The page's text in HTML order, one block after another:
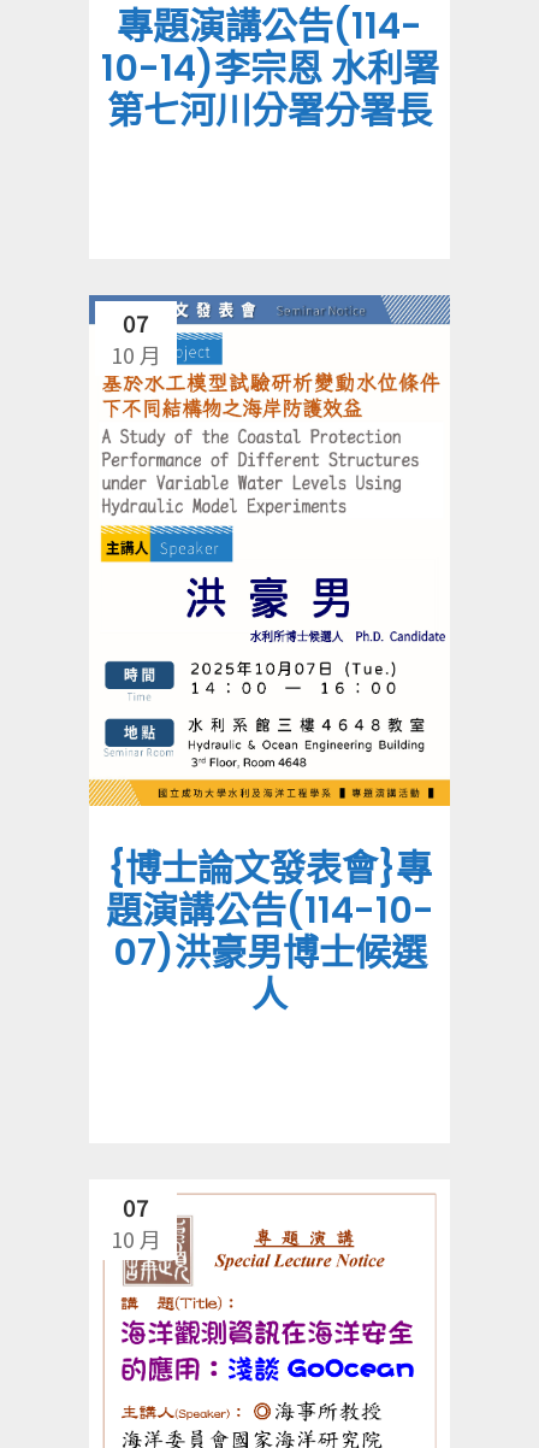
專題演講公告(114-
10-14)李宗恩 水利署
第七河川分署分署長
07
10 月
{博士論文發表會}專
題演講公告(114-10-
07)洪豪男博士候選
人
07
10 月